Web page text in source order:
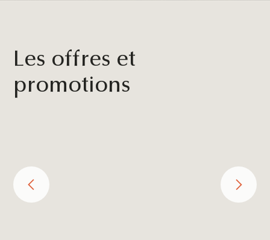
Les offres et
promotions